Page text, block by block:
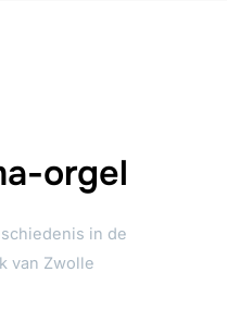
orgel
in de
van Zwolle